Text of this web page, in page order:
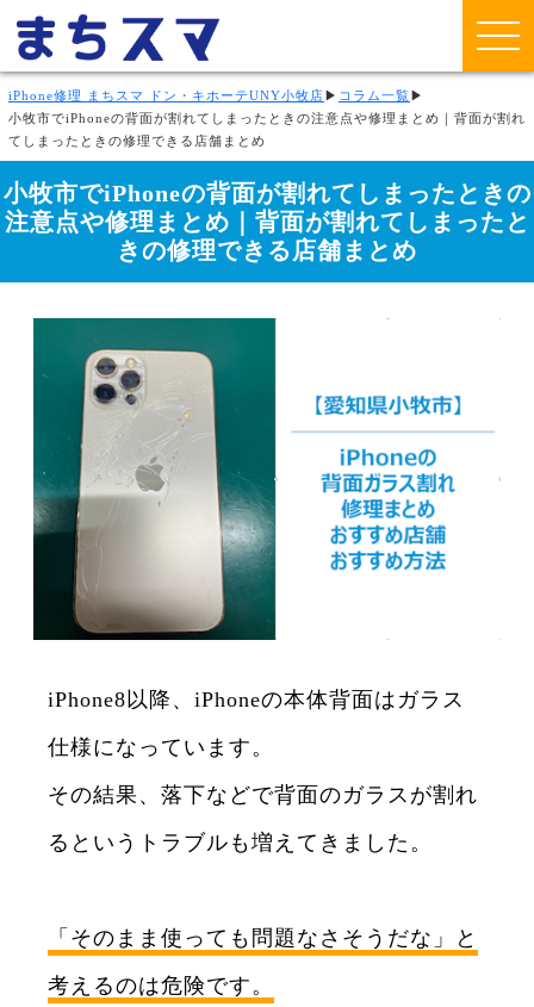
iPhone修理 まちスマ ドン・キホーテUNY小牧店 ▶ コラム一覧 ▶
小牧市でiPhoneの背面が割れてしまったときの注意点や修理まとめ｜背面が割れ
てしまったときの修理できる店舗まとめ
小牧市でiPhoneの背面が割れてしまったときの
注意点や修理まとめ｜背面が割れてしまったと
きの修理できる店舗まとめ
iPhone8以降、iPhoneの本体背面はガラス
仕様になっています。
その結果、落下などで背面のガラスが割れ
るというトラブルも増えてきました。
「そのまま使っても問題なさそうだな」と
考えるのは危険です。